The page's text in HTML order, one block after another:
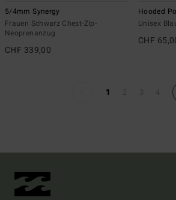
5/4mm Synergy
Frauen Schwarz Chest-Zip-
Neoprenanzug
CHF 339,00
Hooded
Unisex
CHF
1